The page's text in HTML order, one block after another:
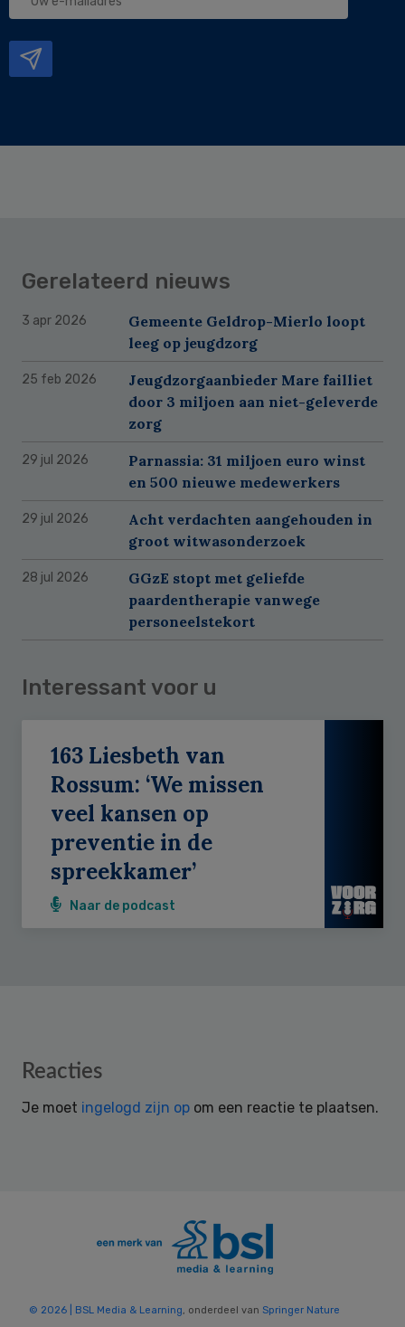
Gerelateerd nieuws
3 apr 2026
Gemeente Geldrop-Mierlo loopt
leeg op jeugdzorg
25 feb 2026
Jeugdzorgaanbieder Mare failliet
door 3 miljoen aan niet-geleverde
zorg
29 jul 2026
Parnassia: 31 miljoen euro winst
en 500 nieuwe medewerkers
29 jul 2026
Acht verdachten aangehouden in
groot witwasonderzoek
28 jul 2026
GGzE stopt met geliefde
paardentherapie vanwege
personeelstekort
Interessant voor u
163 Liesbeth van
Rossum: ‘We missen
veel kansen op
preventie in de
spreekkamer’
Naar de podcast
Reader
Reacties
Je moet ingelogd zijn op om een reactie te plaatsen.
© 2026 | BSL Media & Learning , onderdeel van Springer Nature